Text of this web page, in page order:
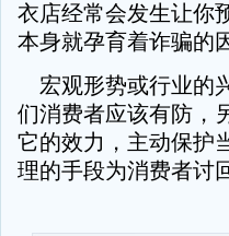
衣店经常会发生让你
本身就孕育着诈骗的
宏观形势或行业的
们消费者应该有防，
它的效力，主动保护
理的手段为消费者讨